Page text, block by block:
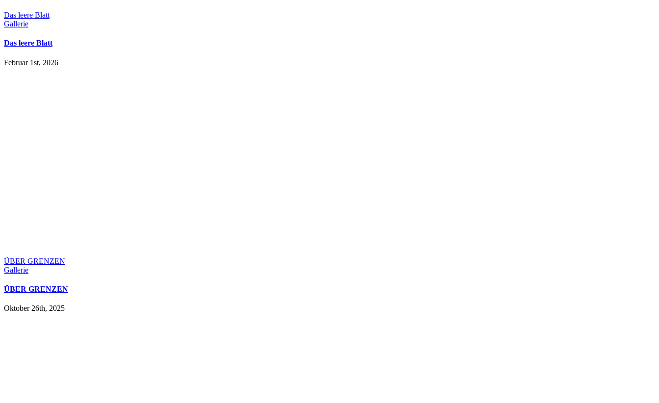
Das leere Blatt
Gallerie
Das leere Blatt
Februar 1st, 2026
ÜBER GRENZEN
Gallerie
ÜBER GRENZEN
Oktober 26th, 2025